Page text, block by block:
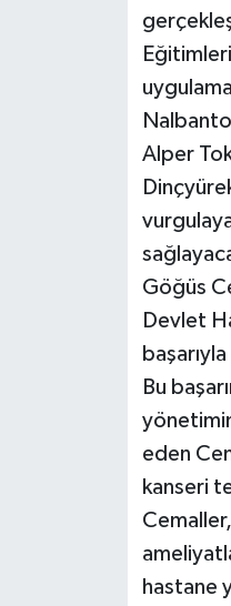
Alper
Göğüs
Devlet
Bu
eden
kanseri
hastane